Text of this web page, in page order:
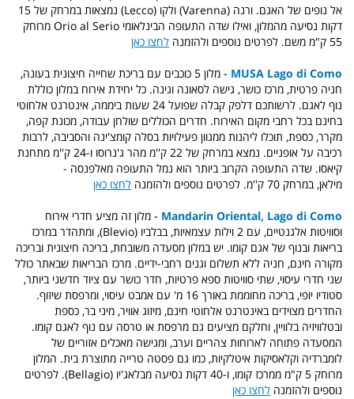
אל נופים של האגם. ורנה (Varenna) ולקו (Lecco) נמצאות במרחק של 15
דקות נסיעה מהמלון, ואילו שדה התעופה הבינלאומי Orio al Serio מרוחק
55 ק"מ משם. לפרטים נוספים ולהזמנה
לחצו כאן
MUSA Lago di Como -
מלון 5 כוכבים עם בריכת שחייה חיצונית בעונה,
חניה פרטית, מרכז כושר, גישה לסאונה וגינה. כל יחידת אירוח במלון כוללת
נוף לאגם. לרשותכם דלפק קבלה שפועל 24 שעות ביממה, אינטרנט אלחוטי
בחינם בכל רחבי מקום האירוח. חדרים הכוללים שולחן עבודה, מכונת קפה,
מקרר, כספת, תוכלו ליהנות ממגוון פעילויות בסלה קומצ'ינה והסביבה, לרבות
רכיבה על אופניים. נמצא במרחק של 22 ק''מ מהר ג'נרוסו ו-24 ק''מ מתחנת
קיאסו. שדה התעופה הקרוב ביותר הוא נמל התעופה מאלפנסה -
מילאן, במרחק 70 ק''מ. לפרטים נוספים ולהזמנה
לחצו כאן
Mandarin Oriental, Lago di Como -
מלון זה מציע חדרי אירוח
וסוויטות אלגנטיים, עם 2 וילות עצמאיות, בבלביו (Blevio), ומתהדר במרכז
בריאות ובנוף של אגם קומו. יש במלון מסעדה משובחת, בריכה חיצונית ובריכה
מקורה חינם, חניה ללא תשלום וגנים רחבי-ידיים. מרכז הבריאות שבאתר כולל
שני חדרי עיסוי, שתי סוויטות ספא פרטיות, חדר כושר עם ציוד חדשני ביותר,
סטודיו יופי, בריכה מחוממת באורך 16 מ' עם אמבט עיסוי, ומרפסת שיזוף.
החדרים מצוידים באינטרנט אלחוטי חינם, מיזוג אוויר, מיני בר, כספת
ובטלוויזיה בלוויין, וחלקם מציעים גם מרפסת או טרסה עם נוף לאגם קומו.
המסעדה פתוחה לארוחות צהריים וערב, ומגישה מאכלים אזוריים של
לומברדיה וקלאסיקות איטלקיות, כמו גם פסטה טרייה מתוצרת בית. המלון
מרוחק 5 ק"מ ממרכז קומו, ו-40 דקות נסיעה מבלאג'יו (Bellagio). לפרטים
נוספים ולהזמנה לחצו כאן